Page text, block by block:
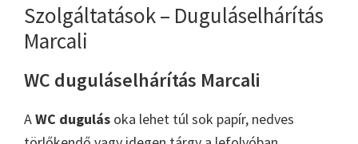
Szolgáltatások – Duguláselhárítás
Marcali
WC duguláselhárítás Marcali
AWC dugulás oka lehet túl sok papír, nedves